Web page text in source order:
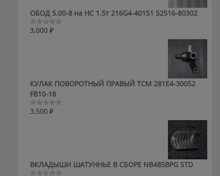
ОБОД 5.00-8 на HC 1.5т 216G4-40151 52516-80302
Оценка
3,000 ₽
КУЛАК ПОВОРОТНЫЙ ПРАВЫЙ ТСМ 281E4-30052
FB10-18
Оценка
3,500 ₽
ВКЛАДЫШИ ШАТУННЬЕ В СБОРЕ NB485BPG STD